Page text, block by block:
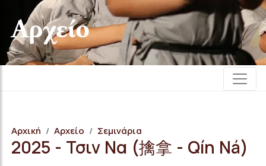
Αρχείο
Αρχική Αρχείο Σεμινάρια
2025 - Τσιν Να (擒拿 - Qín Ná)